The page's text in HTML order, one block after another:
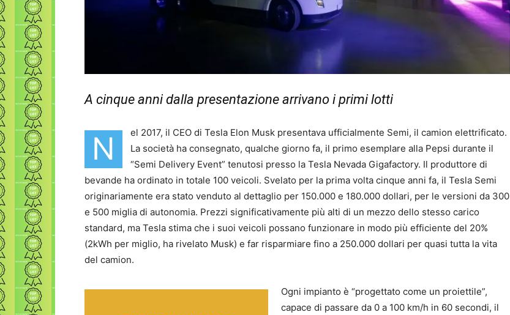
A cinque anni dalla presentazione arrivano i primi lotti
N
el 2017, il CEO di Tesla Elon Musk presentava ufficialmente Semi, il camion elettrificato.
La società ha consegnato, qualche giorno fa, il primo esemplare alla Pepsi durante il
“Semi Delivery Event” tenutosi presso la Tesla Nevada Gigafactory. Il produttore di
bevande ha ordinato in totale 100 veicoli. Svelato per la prima volta cinque anni fa, il Tesla Semi
originariamente era stato venduto al dettaglio per 150.000 e 180.000 dollari, per le versioni da 300
e 500 miglia di autonomia. Prezzi significativamente più alti di un mezzo dello stesso carico
standard, ma Tesla stima che i suoi veicoli possano funzionare in modo più efficiente del 20%
(2kWh per miglio, ha rivelato Musk) e far risparmiare fino a 250.000 dollari per quasi tutta la vita
del camion.
Ogni impianto è “progettato come un proiettile”,
capace di passare da 0 a 100 km/h in 60 secondi, il